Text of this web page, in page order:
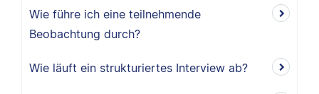
Wie führe ich eine teilnehmende
Beobachtung durch?
Wie läuft ein strukturiertes Interview ab?